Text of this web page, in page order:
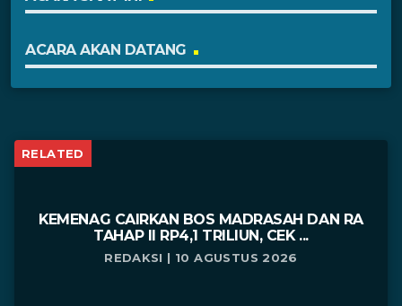
ACARA AKAN DATANG
RELATED
KEMENAG CAIRKAN BOS MADRASAH DAN RA
TAHAP II RP4,1 TRILIUN, CEK ...
REDAKSI | 10 AGUSTUS 2026